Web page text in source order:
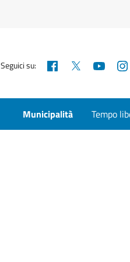
Seguici su: Facebook
Municipalità Tempo